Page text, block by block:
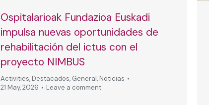
Ospitalarioak Fundazioa Euskadi
impulsa nuevas oportunidades de
rehabilitación del ictus con el
proyecto NIMBUS
Activities, Destacados, General, Noticias
21 May, 2026
Leave a comment